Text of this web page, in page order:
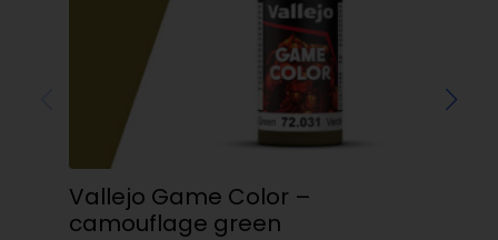
Vallejo Game Color –
camouflage green